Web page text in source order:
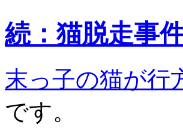
続：猫脱走事
末っ子の猫が行
です。